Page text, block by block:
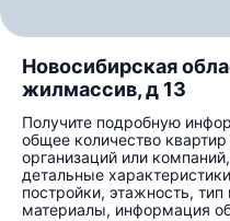
Новосибирская
жилмассив, д 13
Получите подробную
общее количество
организаций или
детальные
постройки, этажность,
материалы, информация